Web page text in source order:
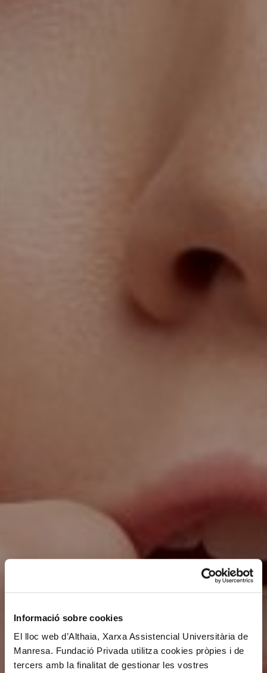
Informació sobre cookies
El lloc web d’Althaia, Xarxa Assistencial Universitària de
Manresa. Fundació Privada utilitza cookies pròpies i de
tercers amb la finalitat de gestionar les vostres